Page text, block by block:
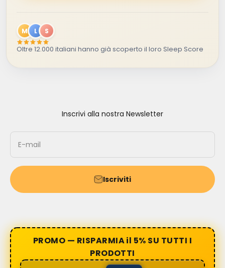
M L S
Oltre 12.000 italiani hanno già scoperto il loro Sleep Score
Inscrivi alla nostra Newsletter
E-mail
Iscriviti
PROMO — RISPARMIA il 5% SU TUTTI I
PRODOTTI